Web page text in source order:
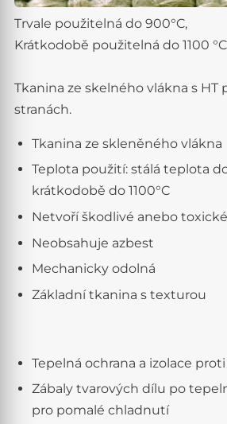
Trvale použitelná do 900°C,
Krátkodobě použitelná do 1100
Tkanina ze skelného vlákna s
stranách.
Tkanina ze skleněného vlákna
Teplota použití: stálá teplota
krátkodobě do 1100°C
Netvoří škodlivé anebo
Neobsahuje azbest
Mechanicky odolná
Základní tkanina s texturou
Tepelná ochrana a izolace
Zábaly tvarových dílu po
pro pomalé chladnutí